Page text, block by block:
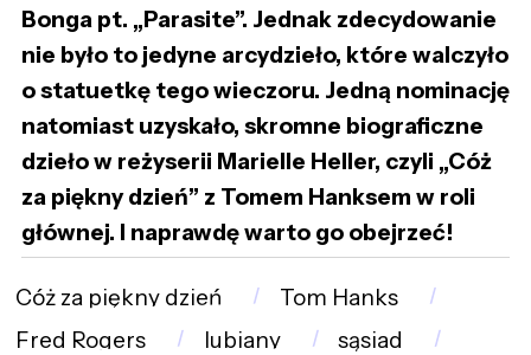
Bonga pt. „Parasite”. Jednak zdecydowanie
nie było to jedyne arcydzieło, które walczyło
o statuetkę tego wieczoru. Jedną nominację
natomiast uzyskało, skromne biograficzne
dzieło w reżyserii Marielle Heller, czyli „Cóż
za piękny dzień” z Tomem Hanksem w roli
głównej. I naprawdę warto go obejrzeć!
Cóż za piękny dzień
Tom Hanks
Fred Rogers
lubiany
sąsiad